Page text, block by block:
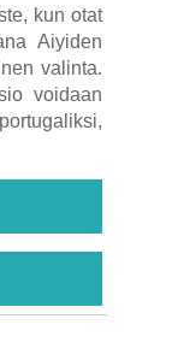
kun otat
Aiyiden
valinta.
voidaan